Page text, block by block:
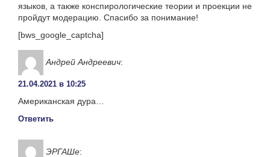
языков, а также конспирологические теории и проекции не
пройдут модерацию. Спасибо за понимание!
[bws_google_captcha]
Андрей Андреевич:
21.04.2021 в 10:25
Американская дура…
Ответить
ЭРГАШe: